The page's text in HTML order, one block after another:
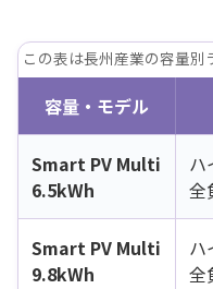
この表は長州産業の容量別
容量・モデル
Smart PV Multi
6.5kWh
ハ
全
Smart PV Multi
9.8kWh
ハ
全